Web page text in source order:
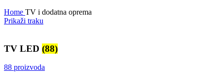
Home TV i dodatna oprema
Prikaži traku
TV LED (88)
88 proizvoda